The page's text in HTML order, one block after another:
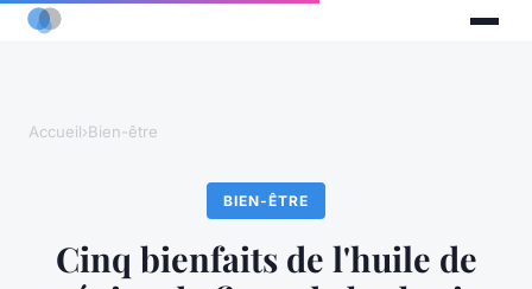
Accueil›Bien-être
BIEN-ÊTRE
Cinq bienfaits de l'huile de